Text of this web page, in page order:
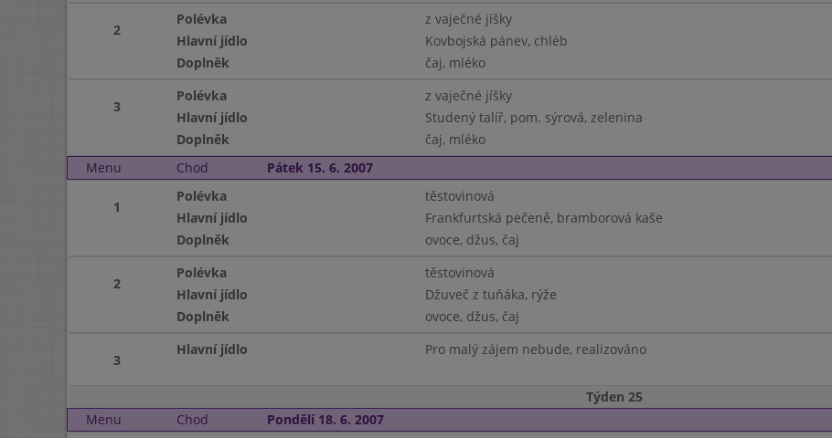
2
Polévka
z vaječné jíšky
Hlavní jídlo
Kovbojská pánev, chléb
Doplněk
čaj, mléko
3
Polévka
z vaječné jíšky
Hlavní jídlo
Studený talíř, pom. sýrová, zelenina
Doplněk
čaj, mléko
Menu
Chod Pátek 15. 6. 2007
1
Polévka
těstovinová
Hlavní jídlo
Frankfurtská pečeně, bramborová kaše
Doplněk
ovoce, džus, čaj
2
Polévka
těstovinová
Hlavní jídlo
Džuveč z tuňáka, rýže
Doplněk
ovoce, džus, čaj
3
Hlavní jídlo Pro malý zájem nebude, realizováno
Týden 25
Menu
Chod Pondělí 18. 6. 2007